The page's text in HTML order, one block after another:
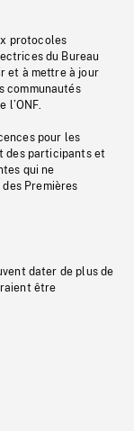
protocoles
du Bureau
et à mettre à jour
communautés
l’ONF.
pour les
des participants et
qui ne
Premières
dater de plus de
être